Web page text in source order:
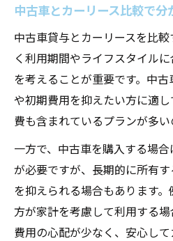
中古車サブスクとカ
方
中古車サブスクのメ
家計管理に役立つ中
説
家計にやさしい中古車貸
中古車貸与で家計負
分析
中古車利用で月々の
イント
中古車とカーリース比較で
中古車貸与とカーリースを比
く利用期間やライフスタイル
を考えることが重要です。中
や初期費用を抑えたい方に適
費も含まれているプランが多い
一方で、中古車を購入する場
が必要ですが、長期的に所有
を抑えられる場合もあります
方が家計を考慮して利用する
費用の心配が少なく、安心し